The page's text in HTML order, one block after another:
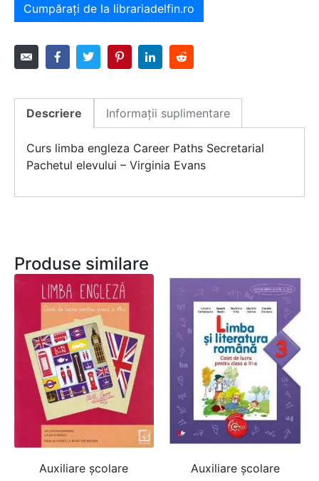
Cumpărați de la librariadelfin.ro
Descriere Informații suplimentare
Curs limba engleza Career Paths Secretarial
Pachetul elevului – Virginia Evans
Produse similare
Auxiliare şcolare
Auxiliare şcolare